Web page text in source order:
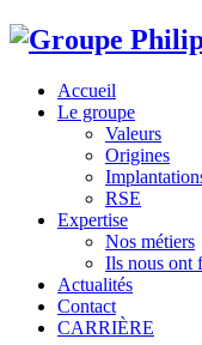
Accueil
Le groupe
Valeurs
Origines
RSE
Expertise
Nos métiers
Ils nous ont
Actualités
Contact
CARRIÈRE